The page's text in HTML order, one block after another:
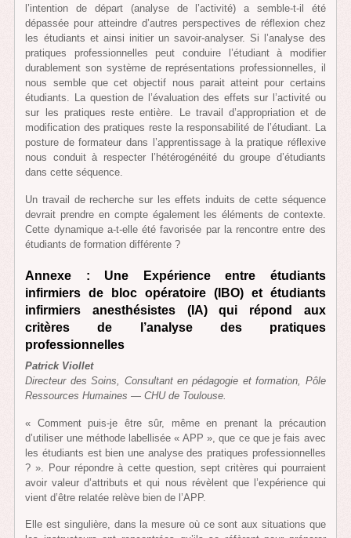
l’intention de départ (analyse de l’activité) a semble-t-il été
dépassée pour atteindre d’autres perspectives de réflexion chez
les étudiants et ainsi initier un savoir-analyser. Si l’analyse des
pratiques professionnelles peut conduire l’étudiant à modifier
durablement son système de représentations professionnelles, il
nous semble que cet objectif nous parait atteint pour certains
étudiants. La question de l’évaluation des effets sur l’activité ou
sur les pratiques reste entière. Le travail d’appropriation et de
modification des pratiques reste la responsabilité de l’étudiant. La
posture de formateur dans l’apprentissage à la pratique réflexive
nous conduit à respecter l’hétérogénéité du groupe d’étudiants
dans cette séquence.
Un travail de recherche sur les effets induits de cette séquence
devrait prendre en compte également les éléments de contexte.
Cette dynamique a-t-elle été favorisée par la rencontre entre des
étudiants de formation différente ?
Annexe : Une Expérience entre étudiants
infirmiers de bloc opératoire (IBO) et étudiants
infirmiers anesthésistes (IA) qui répond aux
critères de l’analyse des pratiques
professionnelles
Patrick Viollet
Directeur des Soins, Consultant en pédagogie et formation, Pôle
Ressources Humaines — CHU de Toulouse.
« Comment puis-je être sûr, même en prenant la précaution
d’utiliser une méthode labellisée « APP », que ce que je fais avec
les étudiants est bien une analyse des pratiques professionnelles
? ». Pour répondre à cette question, sept critères qui pourraient
avoir valeur d’attributs et qui nous révèlent que l’expérience qui
vient d’être relatée relève bien de l’APP.
Elle est singulière, dans la mesure où ce sont aux situations que